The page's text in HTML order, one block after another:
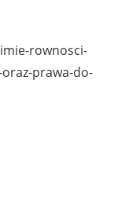
rownosci-
prawa-do-